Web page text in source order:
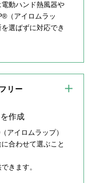
動ハンド熱風器や
（アイロムラッ
選ばずに対応でき
リー
作成
アイロムラップ）
合わせて選ぶこと
きます。